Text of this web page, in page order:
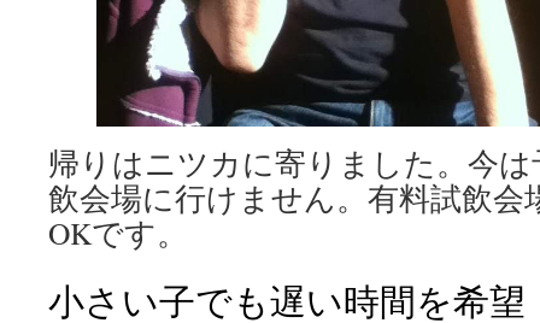
帰りはニツカに寄りました。今
飲会場に行けません。有料試飲会
OKです。
小さい子でも遅い時間を希望